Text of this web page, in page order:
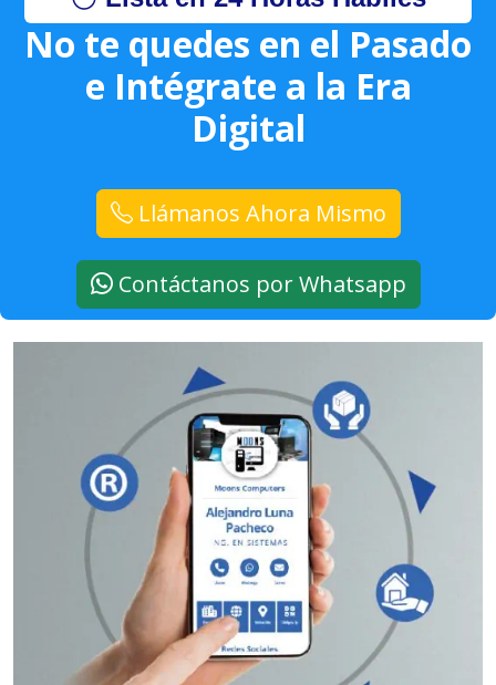
No te quedes en el Pasado
e Intégrate a la Era
Digital
Llámanos Ahora Mismo
Contáctanos por Whatsapp